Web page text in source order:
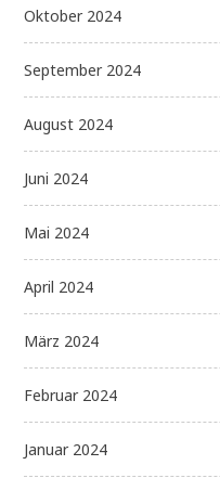
Oktober 2024
September 2024
August 2024
Juni 2024
Mai 2024
April 2024
März 2024
Februar 2024
Januar 2024